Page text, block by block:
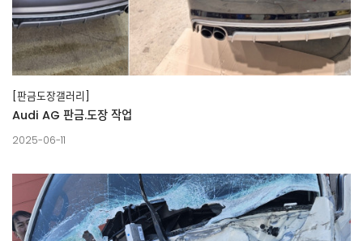
[판금도장갤러리]
Audi AG 판금.도장 작업
2025-06-11